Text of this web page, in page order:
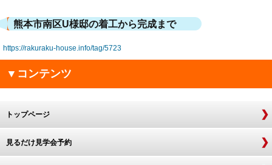
熊本市南区U様邸の着工から完成まで
https://rakuraku-house.info/tag/5723
▼コンテンツ
トップページ
見るだけ見学会予約